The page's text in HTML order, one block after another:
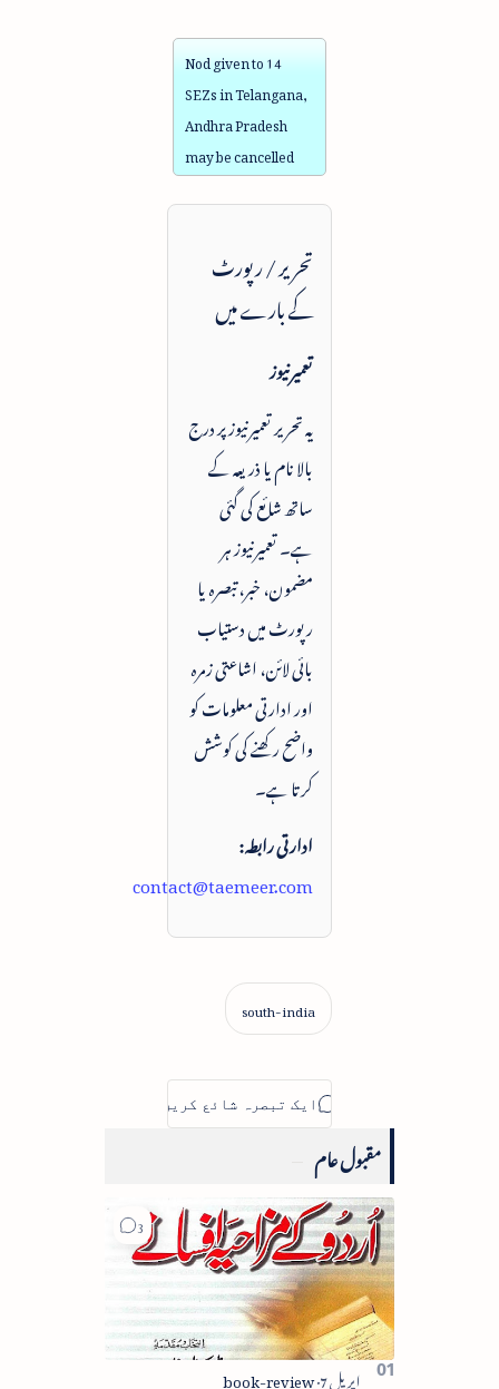
Nod given to 14
SEZs in Telangana,
Andhra Pradesh
may be cancelled
تحریر / رپورٹ
کے بارے میں
تعمیرنیوز
یہ تحریر تعمیرنیوز پر درج
بالا نام یا ذریعہ کے
ساتھ شائع کی گئی
ہے۔ تعمیرنیوز ہر
مضمون، خبر، تبصرہ یا
رپورٹ میں دستیاب
بائی لائن، اشاعتی زمرہ
اور ادارتی معلومات کو
واضح رکھنے کی کوشش
کرتا ہے۔
ادارتی رابطہ:
contact@taemeer.com
مقبول عام